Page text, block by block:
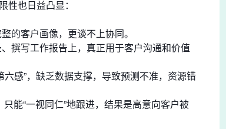
也日益凸显：
的客户画像，更谈不上协同。
撰写工作报告上，真正用于客户沟通和价值
感”，缺乏数据支撑，导致预测不准，资源错
能“一视同仁”地跟进，结果是高意向客户被